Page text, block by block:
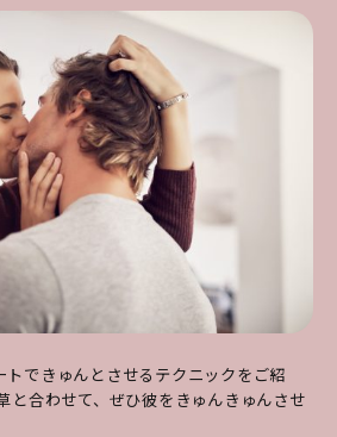
トできゅんとさせるテクニックをご紹
と合わせて、ぜひ彼をきゅんきゅんさせ